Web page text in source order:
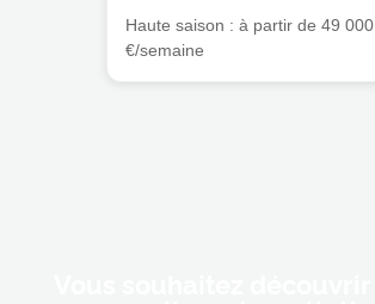
Haute saison : à partir de 49 000
€/semaine